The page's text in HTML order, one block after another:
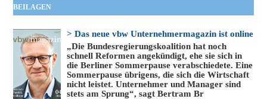
BEILAGEN
> Das neue vbw Unternehmermagazin ist online
„Die Bundesregierungskoalition hat noch
schnell Reformen angekündigt, ehe sie sich in
die Berliner Sommerpause verabschiedete. Eine
Sommerpause übrigens, die sich die Wirtschaft
nicht leistet. Unternehmer und Manager sind
stets am Sprung“, sagt Bertram Br